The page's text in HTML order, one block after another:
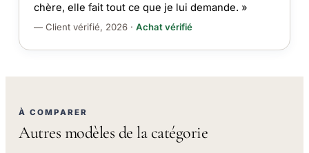
chère, elle fait tout ce que je lui demande. »
— Client vérifié, 2026 · Achat vérifié
À COMPARER
Autres modèles de la catégorie